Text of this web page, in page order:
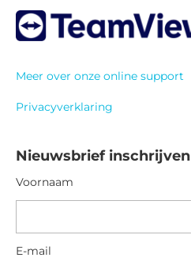
Meer over onze online support
Privacyverklaring
Nieuwsbrief inschrijven
Voornaam
E-mail